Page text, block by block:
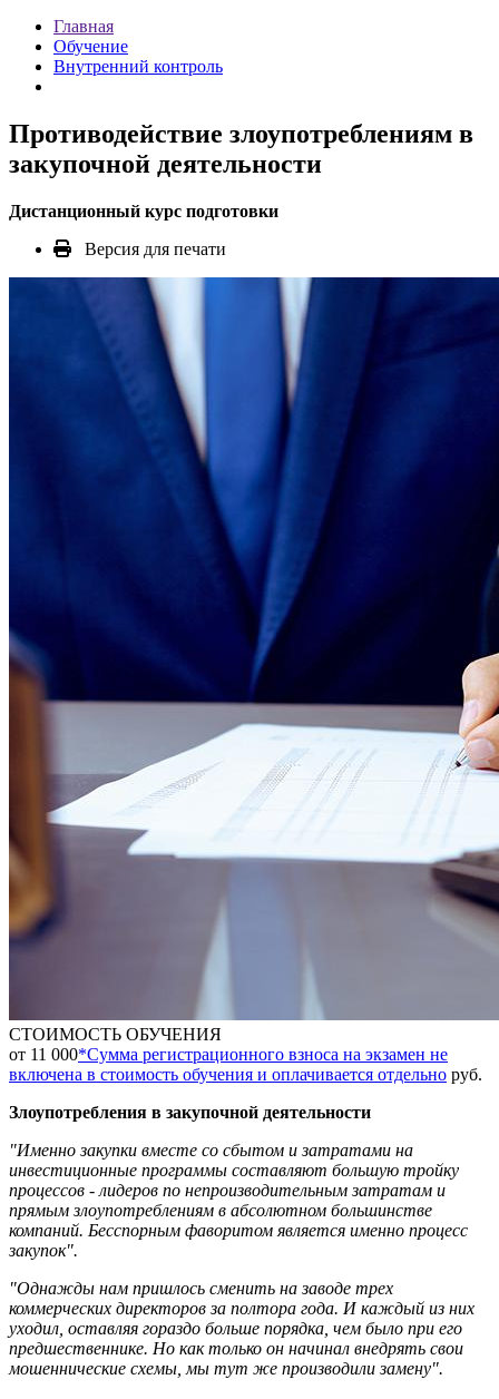
Главная
Обучение
Внутренний контроль
Противодействие злоупотреблениям в
закупочной деятельности
Дистанционный курс подготовки
Версия для печати
СТОИМОСТЬ ОБУЧЕНИЯ
от 11 000*Сумма регистрационного взноса на экзамен не
включена в стоимость обучения и оплачивается отдельно руб.
Злоупотребления в закупочной деятельности
"Именно закупки вместе со сбытом и затратами на
инвестиционные программы составляют большую тройку
процессов - лидеров по непроизводительным затратам и
прямым злоупотреблениям в абсолютном большинстве
компаний. Бесспорным фаворитом является именно процесс
закупок".
"Однажды нам пришлось сменить на заводе трех
коммерческих директоров за полтора года. И каждый из них
уходил, оставляя гораздо больше порядка, чем было при его
предшественнике. Но как только он начинал внедрять свои
мошеннические схемы, мы тут же производили замену".